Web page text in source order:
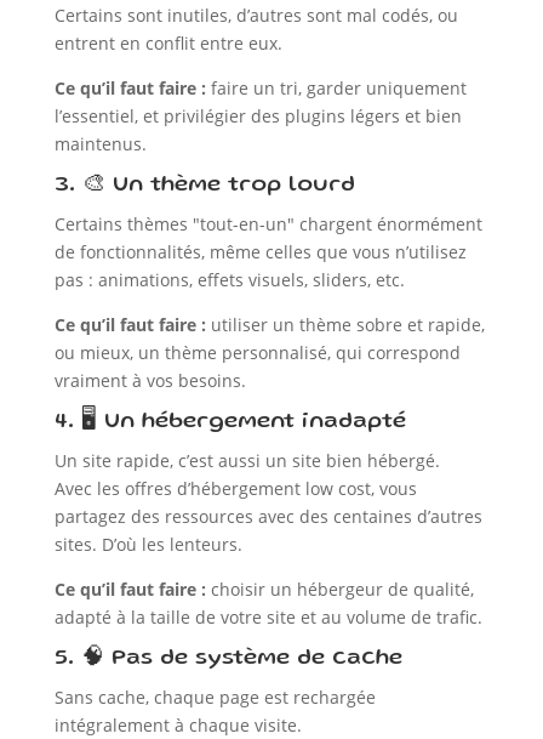
Certains sont inutiles, d’autres sont mal codés, ou
entrent en conflit entre eux.
Ce qu’il faut faire : faire un tri, garder uniquement
l’essentiel, et privilégier des plugins légers et bien
maintenus.
3. 🎨 Un thème trop lourd
Certains thèmes "tout-en-un" chargent énormément
de fonctionnalités, même celles que vous n’utilisez
pas : animations, effets visuels, sliders, etc.
Ce qu’il faut faire : utiliser un thème sobre et rapide,
ou mieux, un thème personnalisé, qui correspond
vraiment à vos besoins.
4. 🖥️ Un hébergement inadapté
Un site rapide, c’est aussi un site bien hébergé.
Avec les offres d’hébergement low cost, vous
partagez des ressources avec des centaines d’autres
sites. D’où les lenteurs.
Ce qu’il faut faire : choisir un hébergeur de qualité,
adapté à la taille de votre site et au volume de trafic.
5. 🧠 Pas de système de cache
Sans cache, chaque page est rechargée
intégralement à chaque visite.